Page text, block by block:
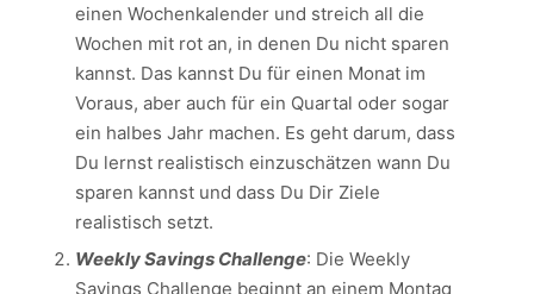
einen Wochenkalender und streich all die
Wochen mit rot an, in denen Du nicht sparen
kannst. Das kannst Du für einen Monat im
Voraus, aber auch für ein Quartal oder sogar
ein halbes Jahr machen. Es geht darum, dass
Du lernst realistisch einzuschätzen wann Du
sparen kannst und dass Du Dir Ziele
realistisch setzt.
Weekly Savings Challenge: Die Weekly
Savings Challenge beginnt an einem Montag